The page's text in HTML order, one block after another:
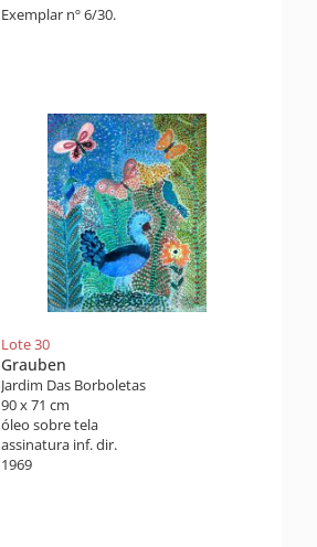
Exemplar nº 6/30.
Lote 30
Grauben
Jardim Das Borboletas
90 x 71 cm
óleo sobre tela
assinatura inf. dir.
1969